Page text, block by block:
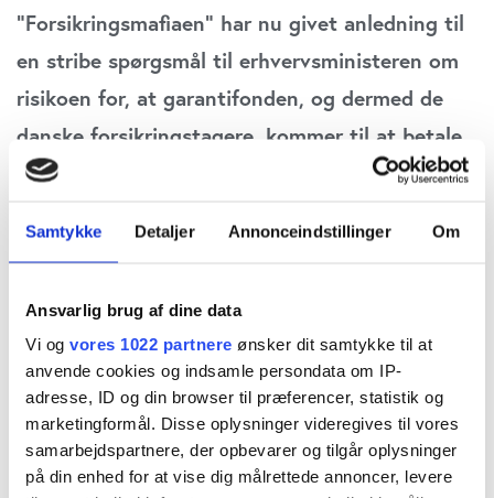
Samtykke Detaljer Annonceindstillinger Om
Ansvarlig brug af dine data
Vi og vores 1022 partnere ønsker dit samtykke til at
anvende cookies og indsamle persondata om IP-
adresse, ID og din browser til præferencer, statistik og
marketingformål. Disse oplysninger videregives til vores
samarbejdspartnere, der opbevarer og tilgår oplysninger
på din enhed for at vise dig målrettede annoncer, levere
”Forsikringsmafiaen” har nu givet anledning til
en stribe spørgsmål til erhvervsministeren om
risikoen for, at garantifonden, og dermed de
danske forsikringstagere, kommer til at betale
for selskabers tab i udlandet. Alene
Qudos forventes at lande på 1,3 mia. kr.,
Morten Bødskovs svar til Erhvervsudvalget
beskriver i detaljer de tre skader, som nu koster
Garantifonden for Skadesforsikring et
milliardbeløb. Beskrivelsen kommer efter dette